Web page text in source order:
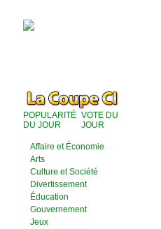
POPULARITÉ
DU JOUR
VOTE DU
JOUR
Affaire et Économie
Arts
Culture et Société
Divertissement
Éducation
Gouvernement
Jeux